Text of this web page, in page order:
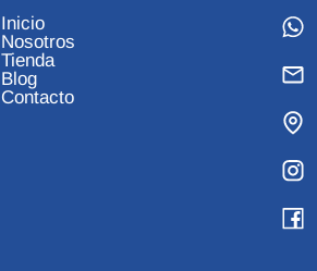
Inicio
Nosotros
Tienda
Blog
Contacto